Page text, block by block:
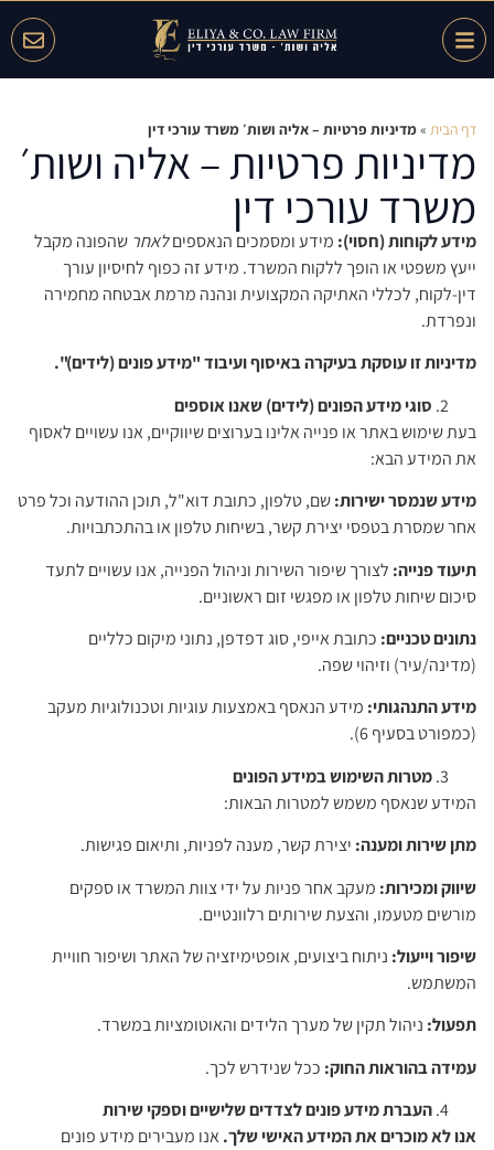
דף הבית »מדיניות פרטיות – אליה ושות׳ משרד עורכי דין
מדיניות פרטיות – אליה ושות׳
משרד עורכי דין
מידע לקוחות (חסוי): מידע ומסמכים הנאספיםלאחר שהפונה מקבל
ייעץ משפטי או הופך ללקוח המשרד. מידע זה כפוף לחיסיון עורך
דין-לקוח, לכללי האתיקה המקצועית ונהנה מרמת אבטחה מחמירה
ונפרדת.
מדיניות זו עוסקת בעיקרה באיסוף ועיבוד "מידע פונים (לידים)".
סוגי מידע הפונים (לידים) שאנו אוספים
בעת שימוש באתר או פנייה אלינו בערוצים שיווקיים, אנו עשויים לאסוף
את המידע הבא:
מידע שנמסר ישירות:שם, טלפון, כתובת דוא"ל, תוכן ההודעה וכל פרט
אחר שמסרת בטפסי יצירת קשר, בשיחות טלפון או בהתכתבויות.
תיעוד פנייה: לצורך שיפור השירות וניהול הפנייה, אנו עשויים לתעד
סיכום שיחות טלפון או מפגשי זום ראשוניים.
נתונים טכניים: כתובת אייפי, סוג דפדפן, נתוני מיקום כלליים
(מדינה/עיר) וזיהוי שפה.
מידע התנהגותי: מידע הנאסף באמצעות עוגיות וטכנולוגיות מעקב
(כמפורט בסעיף 6).
מטרות השימוש במידע הפונים
המידע שנאסף משמש למטרות הבאות:
מתן שירות ומענה: יצירת קשר, מענה לפניות, ותיאום פגישות.
שיווק ומכירות: מעקב אחר פניות על ידי צוות המשרד או ספקים
מורשים מטעמו, והצעת שירותים רלוונטיים.
שיפור וייעול: ניתוח ביצועים, אופטימיזציה של האתר ושיפור חוויית
המשתמש.
תפעול: ניהול תקין של מערך הלידים והאוטומציות במשרד.
עמידה בהוראות החוק: ככל שנידרש לכך.
העברת מידע פונים לצדדים שלישיים וספקי שירות
אנו לא מוכרים את המידע האישי שלך. אנו מעבירים מידע פונים